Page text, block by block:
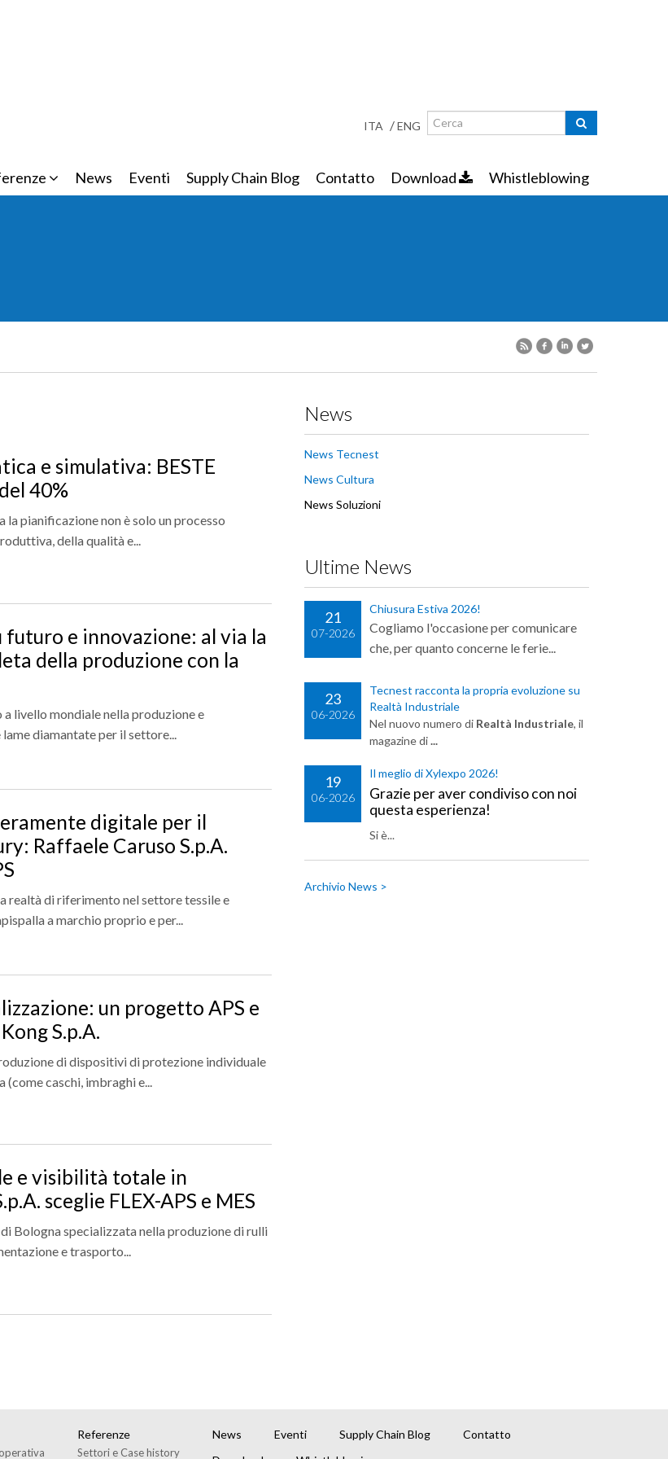
ITA /ENG Maschera di ricerca
Ricerca
News Eventi Supply Chain Blog Contatto Download Whistleblowing
e simulativa: BESTE
40%
pianificazione non è solo un processo
della qualità e...
e innovazione: al via la
della produzione con la
a livello mondiale nella produzione e
diamantate per il settore...
digitale per il
Raffaele Caruso S.p.A.
realtà di riferimento nel settore tessile e
a marchio proprio e per...
un progetto APS e
S.p.A.
di dispositivi di protezione individuale
caschi, imbraghi e...
e visibilità totale in
sceglie FLEX-APS e MES
Bologna specializzata nella produzione di rulli
e trasporto...
News
News Tecnest
News Cultura
News Soluzioni
Ultime News
21
07-2026
Chiusura Estiva 2026!
Cogliamo l'occasione per comunicare
che, per quanto concerne le ferie...
23
06-2026
Tecnest racconta la propria evoluzione su
Realtà Industriale
Nel nuovo numero di Realtà Industriale, il
magazine di...
19
06-2026
Il meglio di Xylexpo 2026!
Grazie per aver condiviso con noi
questa esperienza!
Si è...
Archivio News >
Referenze
Settori e Case history
News Eventi Supply Chain Blog
Contatto